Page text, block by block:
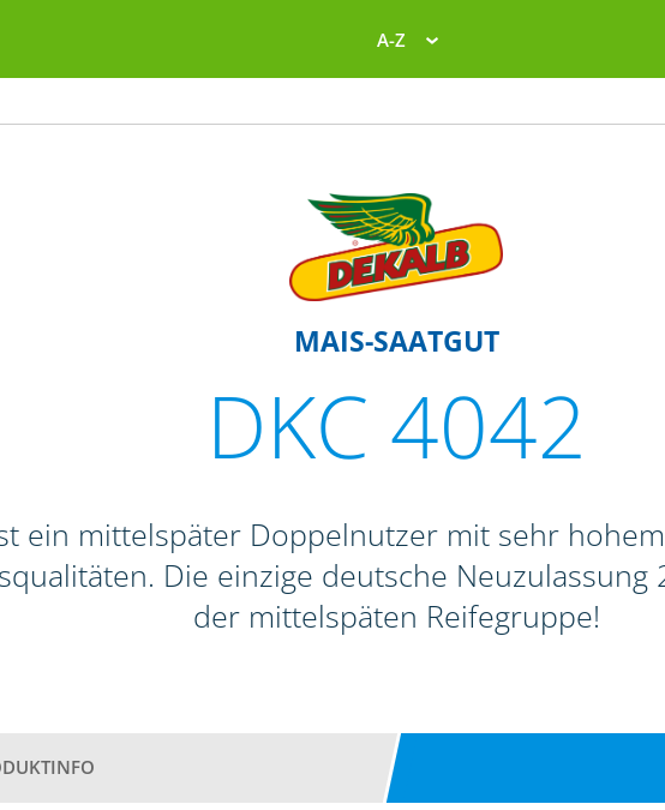
A-Z
MAIS-SAATGUT
DKC 4042
ein mittelspäter Doppelnutzer mit sehr
Die einzige deutsche
der mittelspäten Reifegruppe!